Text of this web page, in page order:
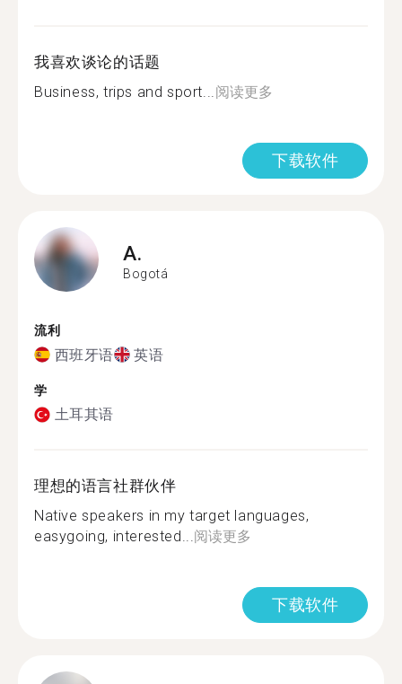
我喜欢谈论的话题
Business, trips and sport...阅读更多
下载软件
A.
Bogotá
流利
西班牙语 英语
学
土耳其语
理想的语言社群伙伴
Native speakers in my target languages,
easygoing, interested...阅读更多
下载软件